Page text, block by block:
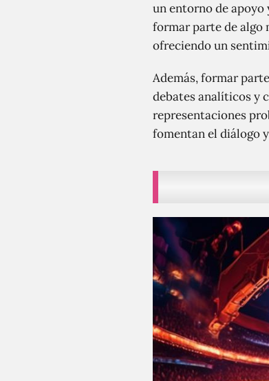
un entorno de
formar parte de algo
ofreciendo un
Además, formar
debates analíticos y
representaciones
fomentan el diálogo